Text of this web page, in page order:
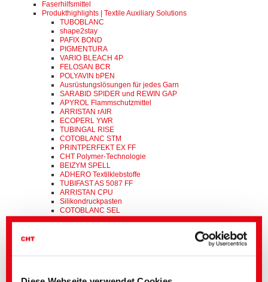
Faserhilfsmittel
Produkthighlights | Textile Auxiliary Solutions
TUBOBLANC
shape2stay
PAFIX BOND
PIGMENTURA
VARIO BLEACH 4P
FELOSAN BCR
POLYAVIN bPEN
Ausrüstungslösungen für jedes Garn
SARABID SPIDER und REWIN GAP
APYROL Flammschutzmittel
ARRISTAN rAIR
ECOPERL YWR
TUBINGAL RISE
COTOBLANC STM
PRINTPERFEKT EX FF
CHT Polymer-Technologie
BEIZYM SPELL
ADHERO Textilklebstoffe
TUBIFAST AS 5087 FF
ARRISTAN CPU
Silikondruckpasten
COTOBLANC SEL
BEMACRON HP-LTD